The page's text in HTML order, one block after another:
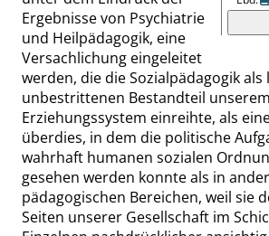
Ergebnisse von Psychiatrie
und Heilpädagogik, eine
Versachlichung eingeleitet
werden, die die Sozialpädagogik
unbestrittenen Bestandteil unserem
Erziehungssystem einreihte, als
überdies, in dem die politische
wahrhaft humanen sozialen
gesehen werden konnte als in
pädagogischen Bereichen, weil sie
Seiten unserer Gesellschaft im